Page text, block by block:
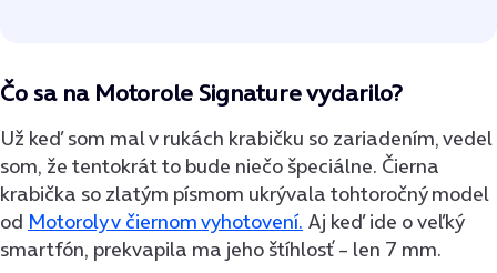
Čo sa na Motorole Signature vydarilo?
Už keď som mal v rukách krabičku so zariadením, vedel
som, že tentokrát to bude niečo špeciálne. Čierna
krabička so zlatým písmom ukrývala tohtoročný model
od Motoroly v čiernom vyhotovení. Aj keď ide o veľký
smartfón, prekvapila ma jeho štíhlosť – len 7 mm.